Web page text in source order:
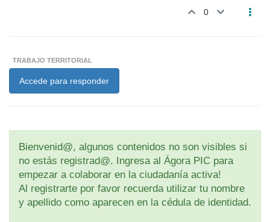
0
TRABAJO TERRITORIAL
Accede para responder
Bienvenid@, algunos contenidos no son visibles si
no estás registrad@. Ingresa al Ágora PIC para
empezar a colaborar en la ciudadanía activa!
Al registrarte por favor recuerda utilizar tu nombre
y apellido como aparecen en la cédula de identidad.